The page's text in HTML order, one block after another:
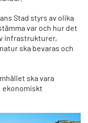
Stad styrs av olika
var och hur det
infrastrukturer,
ska bevaras och
ska vara
ekonomiskt